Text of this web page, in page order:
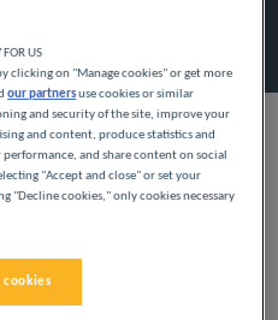
económicos y descubra el
en familia y los viajes
FOR US
clicking on "Manage cookies" or get more
our partnersuse cookies or similar
and security of the site, improve your
and content, produce statistics and
and share content on social
"Accept and close" or set your
"Decline cookies," only cookies necessary
cookies